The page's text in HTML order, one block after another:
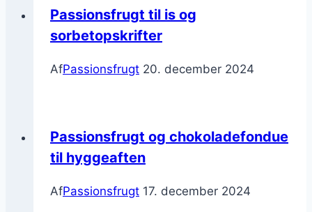
Passionsfrugt til is og
sorbetopskrifter
AfPassionsfrugt 20. december 2024
Passionsfrugt og chokoladefondue
til hyggeaften
AfPassionsfrugt 17. december 2024